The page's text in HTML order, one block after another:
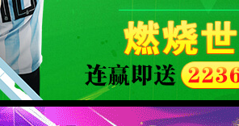
404: 您访问的页面不存在。